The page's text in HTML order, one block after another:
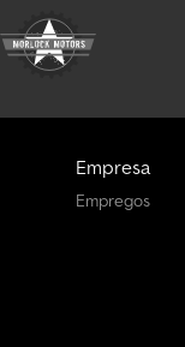
Empresa
Empregos